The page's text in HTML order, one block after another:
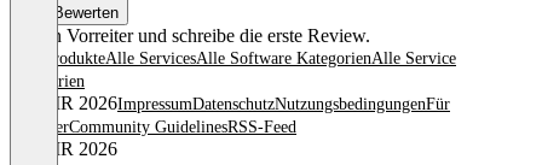
Bewerten
Sei ein Vorreiter und schreibe die erste Review.
Alle ProdukteAlle ServicesAlle Software KategorienAlle Service
Kategorien
© OMR 2026ImpressumDatenschutzNutzungsbedingungenFür
AnbieterCommunity GuidelinesRSS-Feed
© OMR 2026